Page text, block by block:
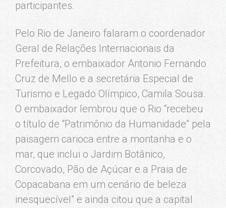
participantes.
Pelo Rio de Janeiro falaram o coordenador
Geral de Relações Internacionais da
Prefeitura, o embaixador Antonio Fernando
Cruz de Mello e a secretária Especial de
Turismo e Legado Olímpico, Camila Sousa.
O embaixador lembrou que o Rio “recebeu
o título de “Patrimônio da Humanidade” pela
paisagem carioca entre a montanha e o
mar, que inclui o Jardim Botânico,
Corcovado, Pão de Açúcar e a Praia de
Copacabana em um cenário de beleza
inesquecível” e ainda citou que a capital